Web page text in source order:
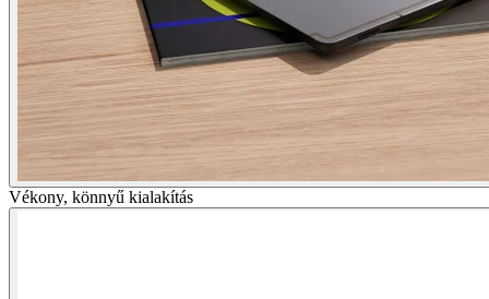
Vékony, könnyű kialakítás